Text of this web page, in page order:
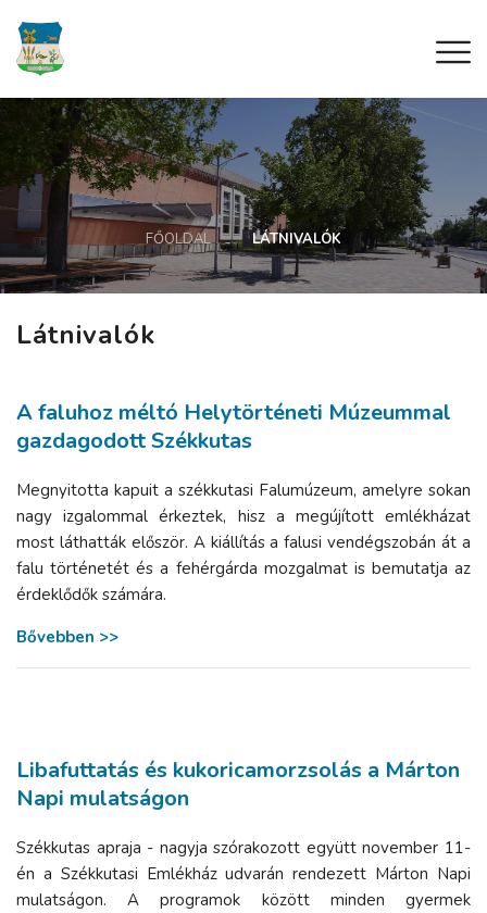
FŐOLDAL LÁTNIVALÓK
Látnivalók
A faluhoz méltó Helytörténeti Múzeummal
gazdagodott Székkutas
Megnyitotta kapuit a székkutasi Falumúzeum, amelyre sokan
nagy izgalommal érkeztek, hisz a megújított emlékházat
most láthatták először. A kiállítás a falusi vendégszobán át a
falu történetét és a fehérgárda mozgalmat is bemutatja az
érdeklődők számára.
Bővebben >>
Libafuttatás és kukoricamorzsolás a Márton
Napi mulatságon
Székkutas apraja - nagyja szórakozott együtt november 11-
én a Székkutasi Emlékház udvarán rendezett Márton Napi
mulatságon. A programok között minden gyermek